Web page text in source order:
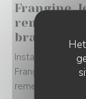
Frangine,
remet au
braise
Installé au 225
Frangine est un
remet au goût